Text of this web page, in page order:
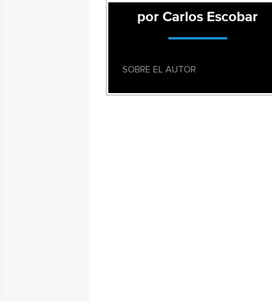
por Carlos Escobar
SOBRE EL AUTOR